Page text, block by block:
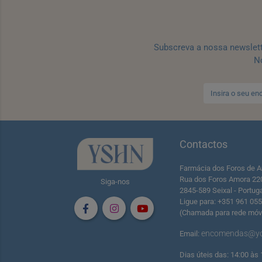
Subscreva a nossa
Siga-nos
Contactos
Farmácia dos Foros de
Rua dos Foros Amora
2845-589 Seixal -
Ligue para: +351 961
(Chamada para rede
Email:
Dias úteis das: 14:00 às